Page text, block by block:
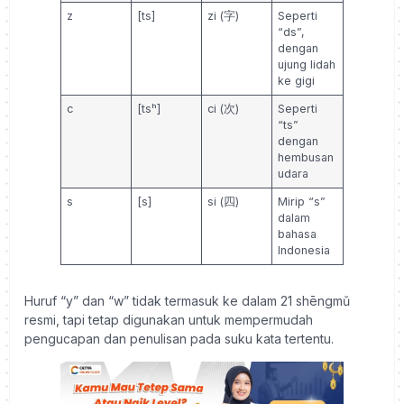
z [ts] zi (字)
Seperti
“ds”,
dengan
ujung lidah
ke gigi
c [tsʰ] ci (次)
Seperti
“ts”
dengan
hembusan
udara
s [s] si (四)
Mirip “s”
dalam
bahasa
Indonesia
Huruf “y” dan “w” tidak termasuk ke dalam 21 shēngmǔ
resmi, tapi tetap digunakan untuk mempermudah
pengucapan dan penulisan pada suku kata tertentu.